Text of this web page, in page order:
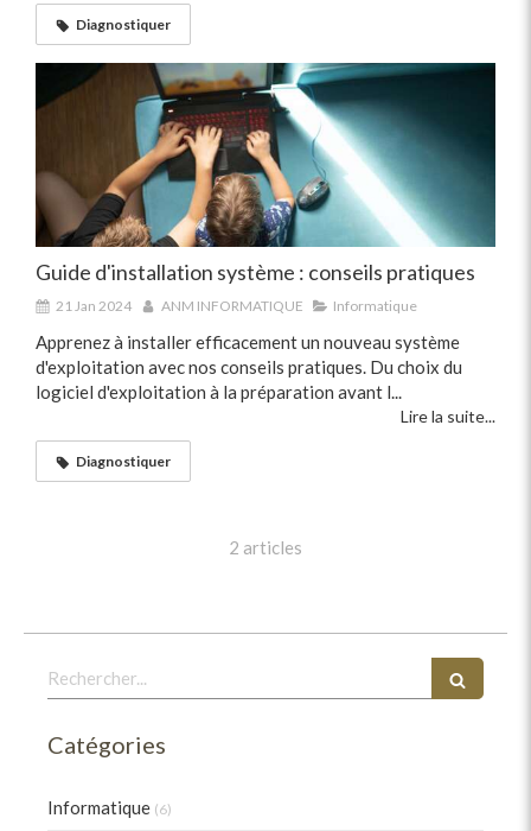
Diagnostiquer
Guide d'installation système : conseils pratiques
21 Jan 2024 ANM INFORMATIQUE Informatique
Apprenez à installer efficacement un nouveau système
d'exploitation avec nos conseils pratiques. Du choix du
logiciel d'exploitation à la préparation avant l...
Lire la suite...
Diagnostiquer
2 articles
Rechercher
Catégories
Informatique (6)